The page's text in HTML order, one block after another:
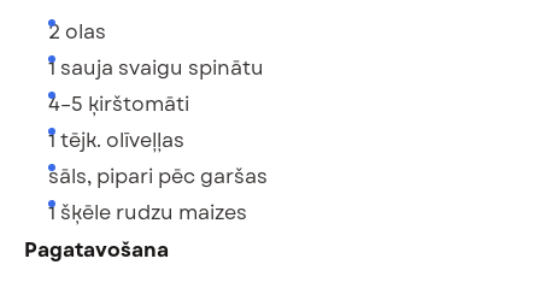
2 olas
1 sauja svaigu spinātu
4–5 ķirštomāti
1 tējk. olīveļļas
sāls, pipari pēc garšas
1 šķēle rudzu maizes
Pagatavošana